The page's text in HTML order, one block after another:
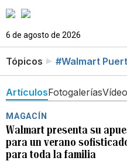
6 de agosto de 2026
Tópicos #Walmart
ArtículosFotogalerías
MAGACÍN
Walmart presenta su
para un verano
para toda la familia